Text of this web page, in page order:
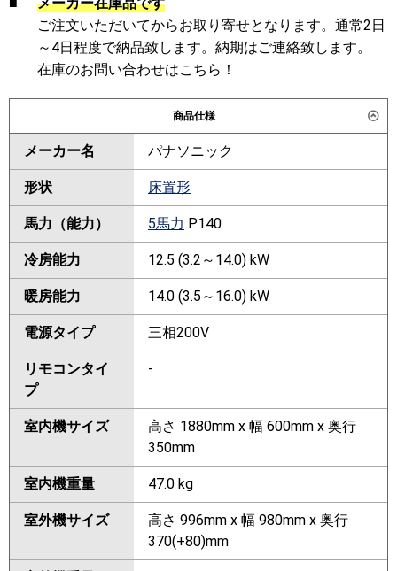
■
メーカー在庫品です
ご注文いただいてからお取り寄せとなります。通常2日
～4日程度で納品致します。納期はご連絡致します。
在庫のお問い合わせはこちら！
商品仕様
メーカー名 パナソニック
形状 床置形
馬力（能力） 5馬力 P140
冷房能力 12.5 (3.2～14.0) kW
暖房能力 14.0 (3.5～16.0) kW
電源タイプ 三相200V
リモコンタイ
プ
-
室内機サイズ
高さ 1880mm x 幅 600mm x 奥行
350mm
室内機重量 47.0 kg
室外機サイズ
高さ 996mm x 幅 980mm x 奥行
370(+80)mm